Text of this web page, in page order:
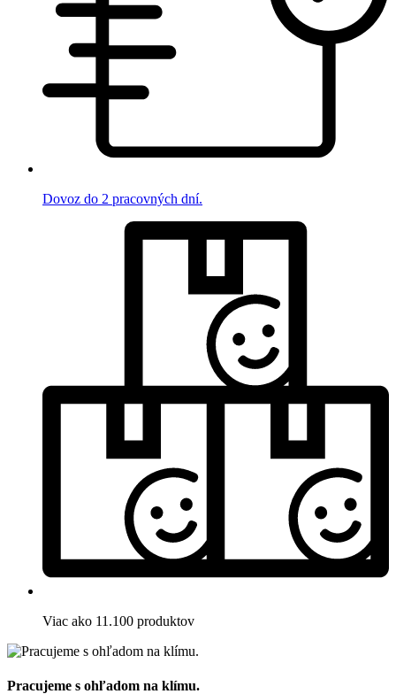
Dovoz do 2 pracovných dní.
Viac ako 11.100 produktov
Pracujeme s ohľadom na klímu.